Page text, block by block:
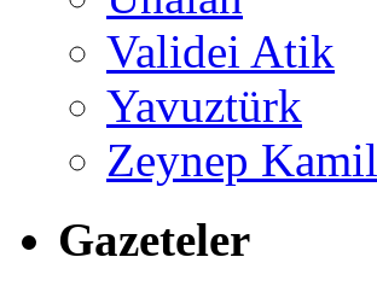
Validei Atik
Yavuztürk
Zeynep Kamil
Gazeteler